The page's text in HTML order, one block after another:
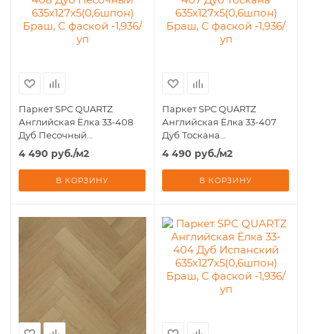
Паркет SPC QUARTZ
Английская Ёлка 33-408
Дуб Песочный
635х127х5(0,6шпон) Браш, С
фаской -1,936/уп
4 490 руб./м2
В КОРЗИНУ
Паркет SPC QUARTZ
Английская Ёлка 33-407
Дуб Тоскана
635х127х5(0,6шпон) Браш, С
фаской -1,936/уп
4 490 руб./м2
В КОРЗИНУ